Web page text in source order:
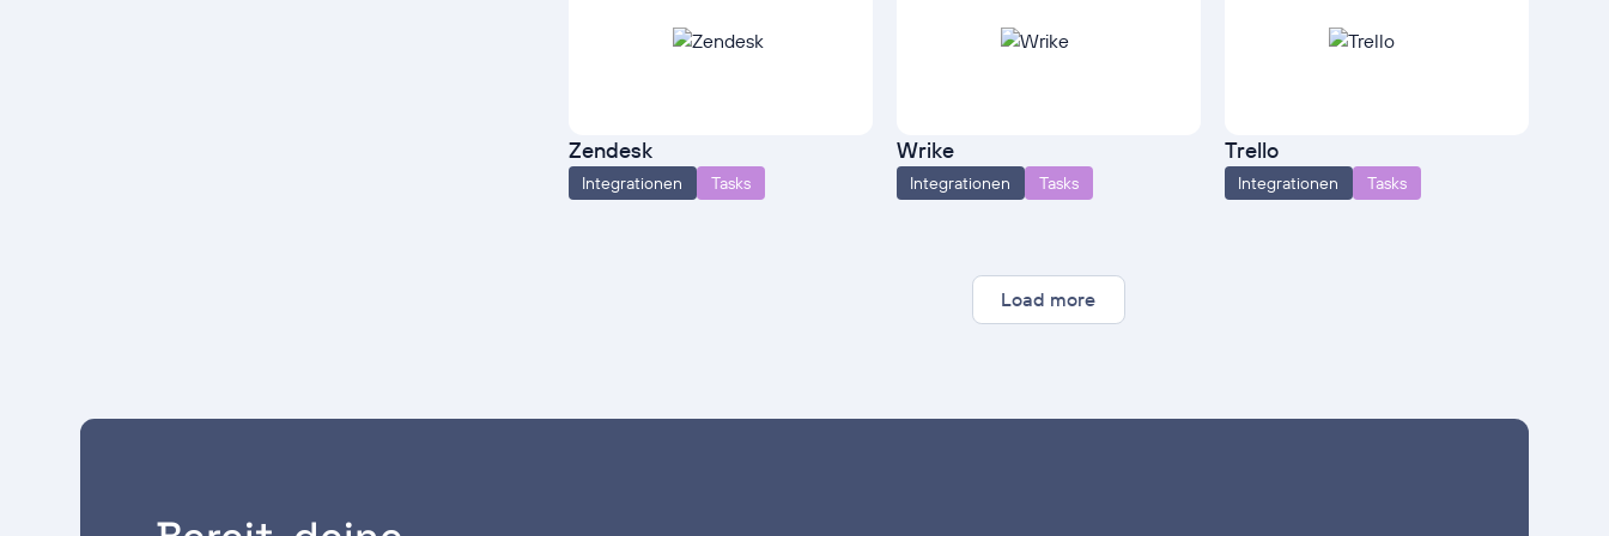
Zendesk
Integrationen Tasks
Wrike
Integrationen Tasks
Trello
Integrationen Tasks
Load more